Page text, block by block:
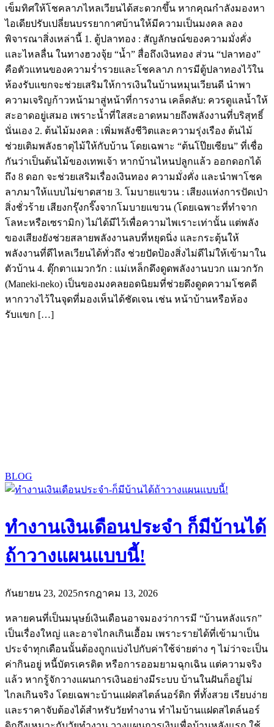
เข็มทิศให้โชคลาภไหลเวียนได้สะดวกขึ้น หากคุณกำลังมองหา
ไอเดียปรับเปลี่ยนบรรยากาศบ้านให้มีความเป็นมงคล ลอง
พิจารณาสิ่งเหล่านี้ 1. ตู้ปลาทอง : สัญลักษณ์ของความมั่งคั่ง
และไหลลื่น ในทางฮวงจุ้ย “น้ำ” สื่อถึงเงินทอง ส่วน “ปลาทอง”
คือตัวแทนของความร่ำรวยและโชคลาภ การมีตู้ปลาทองไว้ใน
ห้องรับแขกจะช่วยเสริมให้การเงินในบ้านหมุนเวียนดี นำพา
ความเจริญก้าวหน้ามาสู่หน้าที่การงาน เคล็ดลับ: ควรดูแลน้ำให้
สะอาดอยู่เสมอ เพราะน้ำที่ใสสะอาดหมายถึงพลังงานที่บริสุทธิ์
นั่นเอง 2. ต้นไม้มงคล : เพิ่มพลังชีวิตและความรุ่งเรือง ต้นไม้
ช่วยเติมพลังธาตุไม้ให้กับบ้าน โดยเฉพาะ “ต้นโป๊ยเซียน” ที่เชื่อ
กันว่าเป็นต้นไม้ของเทพเจ้า หากบ้านไหนปลูกแล้ว ออกดอกได้
ถึง 8 ดอก จะช่วยเสริมเรื่องเงินทอง ความมั่งคั่ง และนำพาโชค
ลาภมาให้แบบไม่ขาดสาย 3. โมบายแขวน : เสียงแห่งการปัดเป่า
สิ่งชั่วร้าย เสียงกรุ๊งกริ๊งจากโมบายแขวน (โดยเฉพาะที่ทำจาก
โลหะหรือเซรามิก) ไม่ได้มีไว้เพื่อความไพเราะเท่านั้น แต่พลัง
ของเสียงยังช่วยสลายพลังงานลบที่หยุดนิ่ง และกระตุ้นให้
พลังงานที่ดีไหลเวียนได้ทั่วถึง ช่วยปัดป้องสิ่งไม่ดีไม่ให้เข้ามาใน
ตัวบ้าน 4. ตุ๊กตาแมวกวัก : แม่เหล็กดึงดูดพลังงานบวก แมวกวัก
(Maneki-neko) เป็นของมงคลยอดนิยมที่ช่วยดึงดูดความโชคดี
หากวางไว้ในจุดที่มองเห็นได้ชัดเจน เช่น หน้าบ้านหรือห้อง
รับแขก […]
BLOG
ทำงานเงินเดือนประจำ ก็มีบ้านได้
ถ้าวางแผนแบบนี้!
กันยายน 23, 2025กรกฎาคม 13, 2026
หลายคนที่เป็นมนุษย์เงินเดือนอาจมองว่าการมี “บ้านหลังแรก”
เป็นเรื่องใหญ่ และอาจไกลเกินเอื้อม เพราะรายได้ที่เข้ามาเป็น
ประจำทุกเดือนนั้นต้องถูกแบ่งไปกับค่าใช้จ่ายต่าง ๆ ไม่ว่าจะเป็น
ค่ากินอยู่ หนี้บัตรเครดิต หรือการออมยามฉุกเฉิน แต่ความจริง
แล้ว หากรู้จักวางแผนการเงินอย่างมีระบบ บ้านในฝันก็อยู่ไม่
ไกลเกินจริง โดยเฉพาะบ้านแฝดสไตล์นอร์ดิก ที่ทั้งสวย เรียบง่าย
และราคาจับต้องได้สำหรับวัยทำงาน ทำไมบ้านแฝดสไตล์นอร์